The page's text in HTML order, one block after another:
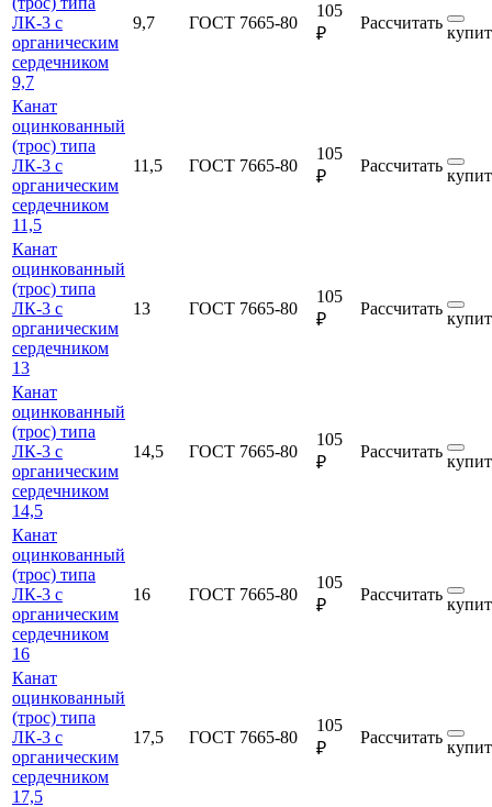
ЛК-3 с
органическим
сердечником
9,7
9,7 ГОСТ 7665-80
105
₽
Рассчитать
Канат
оцинкованный
(трос) типа
ЛК-3 с
органическим
сердечником
11,5
11,5 ГОСТ 7665-80
105
₽
Рассчитать
Канат
оцинкованный
(трос) типа
ЛК-3 с
органическим
сердечником
13
13 ГОСТ 7665-80
105
₽
Рассчитать
Канат
оцинкованный
(трос) типа
ЛК-3 с
органическим
сердечником
14,5
14,5 ГОСТ 7665-80
105
₽
Рассчитать
Канат
оцинкованный
(трос) типа
ЛК-3 с
органическим
сердечником
16
16 ГОСТ 7665-80
105
₽
Рассчитать
Канат
оцинкованный
(трос) типа
ЛК-3 с
органическим
сердечником
17,5
17,5 ГОСТ 7665-80
105
₽
Рассчитать